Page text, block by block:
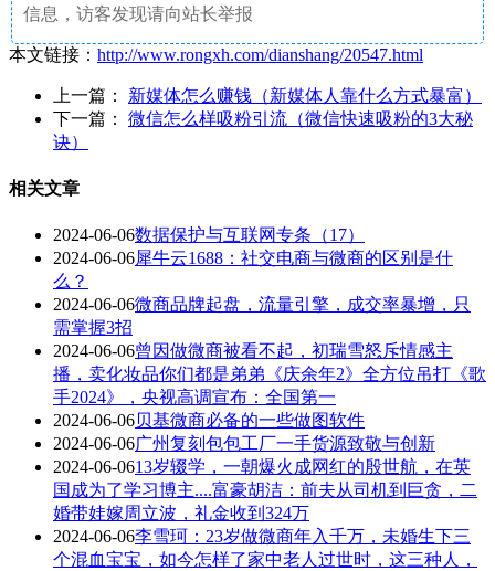
信息，访客发现请向站长举报
本文链接： http://www.rongxh.com/dianshang/20547.html
上一篇： 新媒体怎么赚钱（新媒体人靠什么方式暴富）
下一篇： 微信怎么样吸粉引流（微信快速吸粉的3大秘
诀）
相关文章
2024-06-06数据保护与互联网专条（17）
2024-06-06犀牛云1688：社交电商与微商的区别是什
么？
2024-06-06微商品牌起盘，流量引擎，成交率暴增，只
需掌握3招
2024-06-06曾因做微商被看不起，初瑞雪怒斥情感主
播，卖化妆品你们都是弟弟《庆余年2》全方位吊打《歌
手2024》，央视高调宣布：全国第一
2024-06-06贝基微商必备的一些做图软件
2024-06-06广州复刻包包工厂一手货源致敬与创新
2024-06-0613岁辍学，一朝爆火成网红的殷世航，在英
国成为了学习博主....富豪胡洁：前夫从司机到巨贪，二
婚带娃嫁周立波，礼金收到324万
2024-06-06李雪珂：23岁做微商年入千万，未婚生下三
个混血宝宝，如今怎样了家中老人过世时，这三种人，